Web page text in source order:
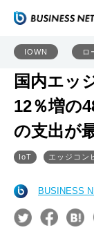
IOWN ロ
国内エッ
12％増の
の支出が
IoT エッジコン
BUSINESS